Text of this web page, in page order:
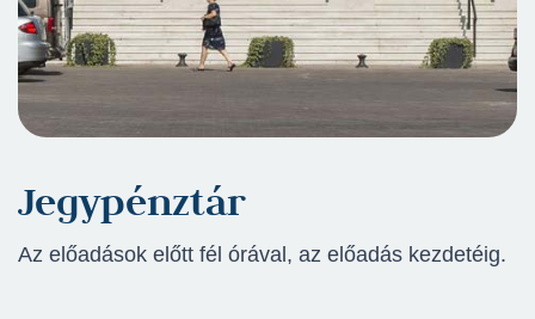
Jegypénztár
Az előadások előtt fél órával, az előadás kezdetéig.